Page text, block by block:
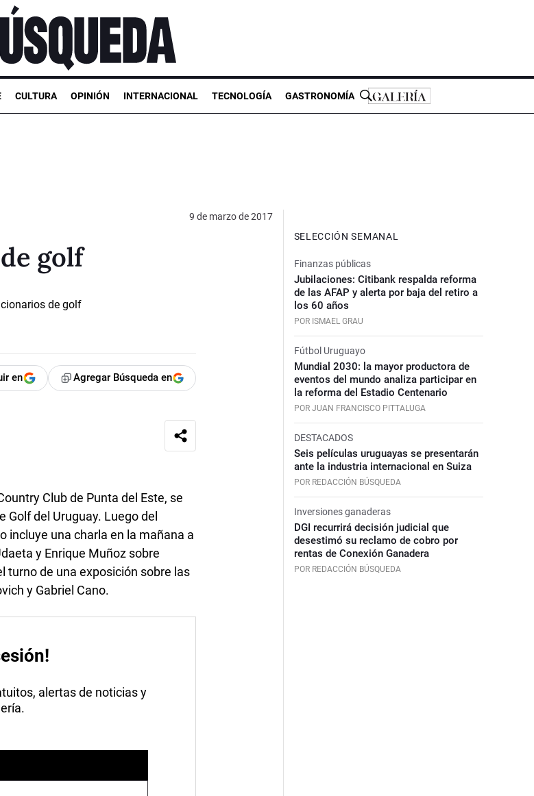
CULTURA OPINIÓN INTERNACIONAL TECNOLOGÍA GASTRONOMÍA
9 de marzo de 2017
golf
en Agregar Búsqueda en
Club de Punta del Este, se
Golf del Uruguay. Luego del
incluye una charla en la mañana a
y Enrique Muñoz sobre
turno de una exposición sobre las
y Gabriel Cano.
alertas de noticias y
SELECCIÓN SEMANAL
Finanzas públicas
Jubilaciones: Citibank respalda reforma
de las AFAP y alerta por baja del retiro a
los 60 años
POR ISMAEL GRAU
Fútbol Uruguayo
Mundial 2030: la mayor productora de
eventos del mundo analiza participar en
la reforma del Estadio Centenario
POR JUAN FRANCISCO PITTALUGA
DESTACADOS
Seis películas uruguayas se presentarán
ante la industria internacional en Suiza
POR REDACCIÓN BÚSQUEDA
Inversiones ganaderas
DGI recurrirá decisión judicial que
desestimó su reclamo de cobro por
rentas de Conexión Ganadera
POR REDACCIÓN BÚSQUEDA